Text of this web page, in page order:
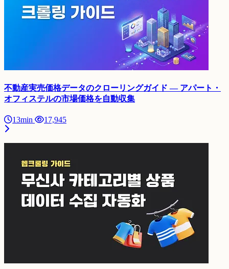
不動産実売価格データのクローリングガイド — アパート・
オフィステルの市場価格を自動収集
13min 17,945